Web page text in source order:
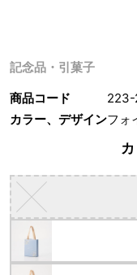
記念品・引菓子
商品コード
カラー、デザインフォ